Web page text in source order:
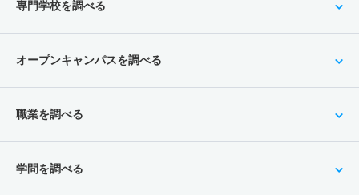
専門学校を調べる
オープンキャンパスを調べる
職業を調べる
学問を調べる